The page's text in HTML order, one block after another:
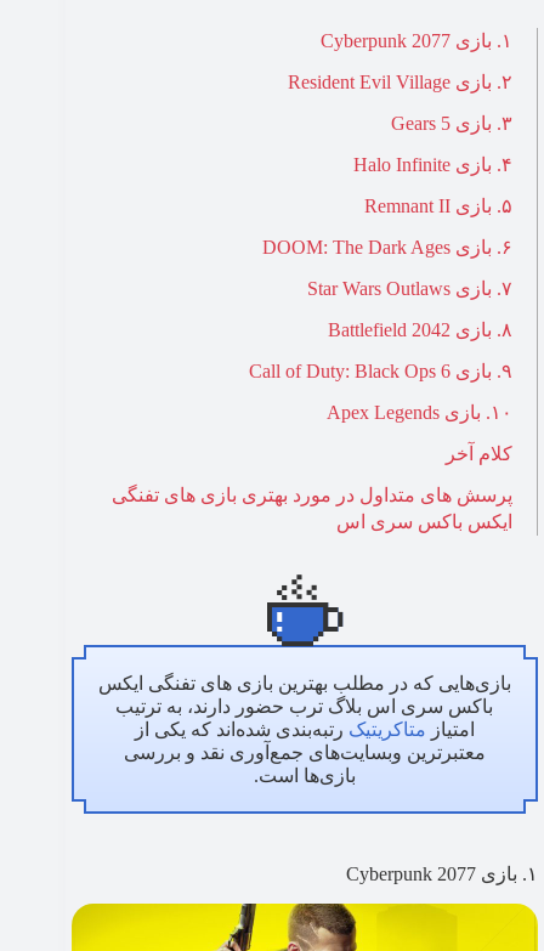
۱. بازی Cyberpunk 2077
۲. بازی Resident Evil Village
۳. بازی Gears 5
۴. بازی Halo Infinite
۵. بازی Remnant II
۶. بازی DOOM: The Dark Ages
۷. بازی Star Wars Outlaws
۸. بازی Battlefield 2042
۹. بازی Call of Duty: Black Ops 6
۱۰. بازی Apex Legends
کلام آخر
پرسش های متداول در مورد بهتری بازی های تفنگی
ایکس باکس سری اس
بازی‌هایی که در مطلب بهترین بازی های تفنگی ایکس
باکس سری اس بلاگ ترب حضور دارند، به ترتیب
امتیاز متاکریتیک رتبه‌بندی شده‌اند که یکی از
معتبرترین وبسایت‌های جمع‌آوری نقد و بررسی‌
بازی‌ها است.
۱. بازی Cyberpunk 2077